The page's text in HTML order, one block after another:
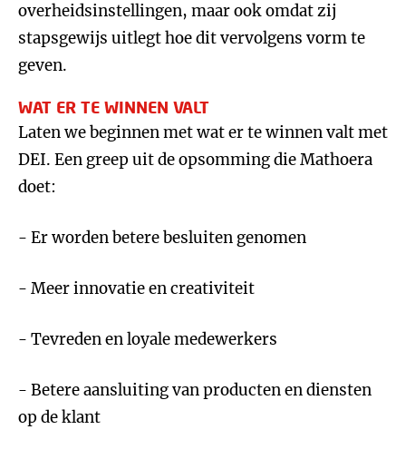
overheidsinstellingen, maar ook omdat zij
stapsgewijs uitlegt hoe dit vervolgens vorm te
geven.
WAT ER TE WINNEN VALT
Laten we beginnen met wat er te winnen valt met
DEI. Een greep uit de opsomming die Mathoera
doet:
- Er worden betere besluiten genomen
- Meer innovatie en creativiteit
- Tevreden en loyale medewerkers
- Betere aansluiting van producten en diensten
op de klant